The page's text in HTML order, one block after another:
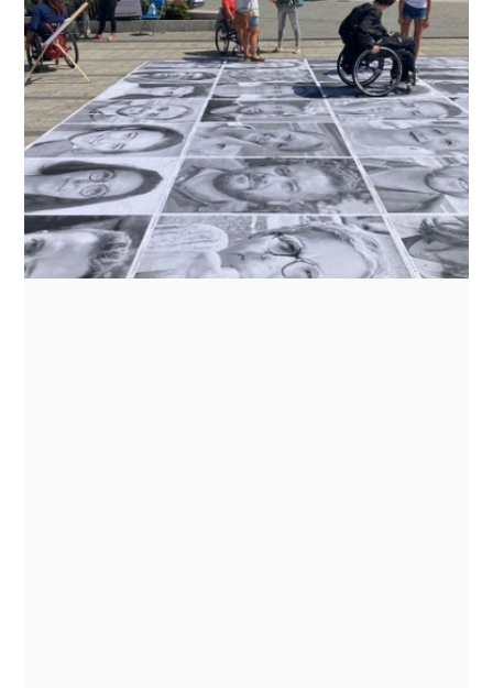
vous." 2ème édition à
Rennes
Le samedi 18 septembre 2021, s'est tenue une
exposition photos éphémère dans les rues de
Rennes : les photographies sont issues d'un
travail avec nos bénéficiaires sur l'image et
proposent un regard différent sur le handicap.